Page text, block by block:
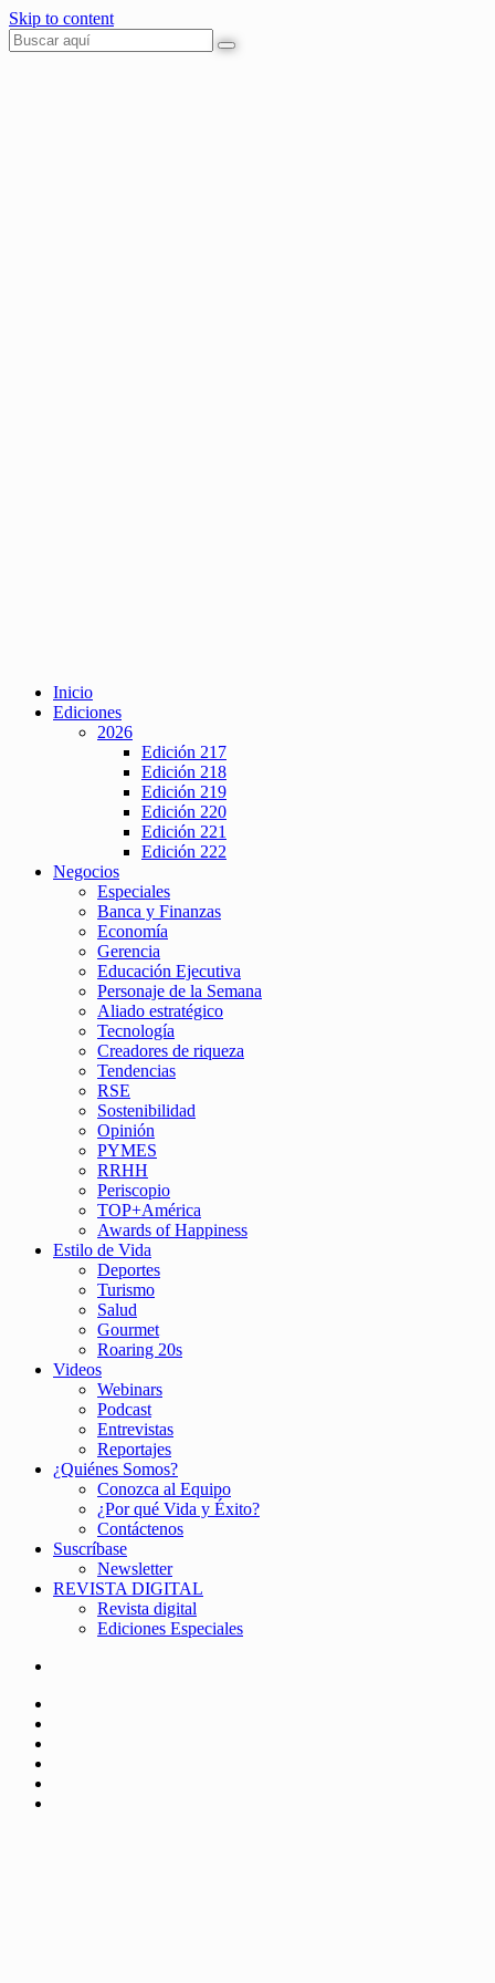
Skip to content
Inicio
Ediciones
2026
Edición 217
Edición 218
Edición 219
Edición 220
Edición 221
Edición 222
Negocios
Especiales
Banca y Finanzas
Economía
Gerencia
Educación Ejecutiva
Personaje de la Semana
Aliado estratégico
Tecnología
Creadores de riqueza
Tendencias
RSE
Sostenibilidad
Opinión
PYMES
RRHH
Periscopio
TOP+América
Awards of Happiness
Estilo de Vida
Deportes
Turismo
Salud
Gourmet
Roaring 20s
Videos
Webinars
Podcast
Entrevistas
Reportajes
¿Quiénes Somos?
Conozca al Equipo
¿Por qué Vida y Éxito?
Contáctenos
Suscríbase
Newsletter
REVISTA DIGITAL
Revista digital
Ediciones Especiales